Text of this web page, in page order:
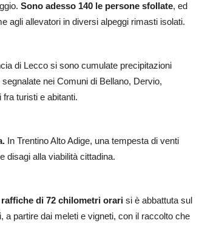
Sono adesso 140 le persone sfollate, ed
agli allevatori in diversi alpeggi rimasti isolati.
di Lecco si sono cumulate precipitazioni
nei Comuni di Bellano, Dervio,
turisti e abitanti.
In Trentino Alto Adige, una tempesta di venti
disagi alla viabilità cittadina.
di 72 chilometri orari si è abbattuta sul
a partire dai meleti e vigneti, con il raccolto che